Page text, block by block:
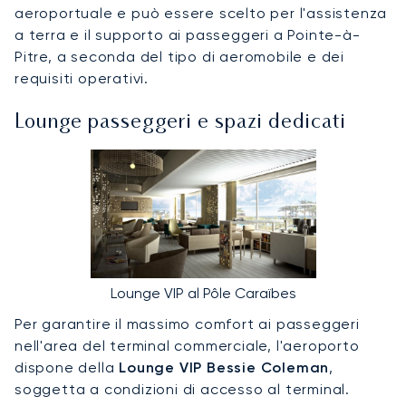
aeroportuale e può essere scelto per l'assistenza
a terra e il supporto ai passeggeri a Pointe-à-
Pitre, a seconda del tipo di aeromobile e dei
requisiti operativi.
Lounge passeggeri e spazi dedicati
Lounge VIP al Pôle Caraïbes
Per garantire il massimo comfort ai passeggeri
nell'area del terminal commerciale, l'aeroporto
dispone della Lounge VIP Bessie Coleman,
soggetta a condizioni di accesso al terminal.